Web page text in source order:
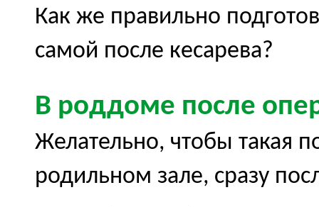
Как же правильно
самой после кесарева?
В роддоме после
Желательно, чтобы такая
родильном зале, сразу